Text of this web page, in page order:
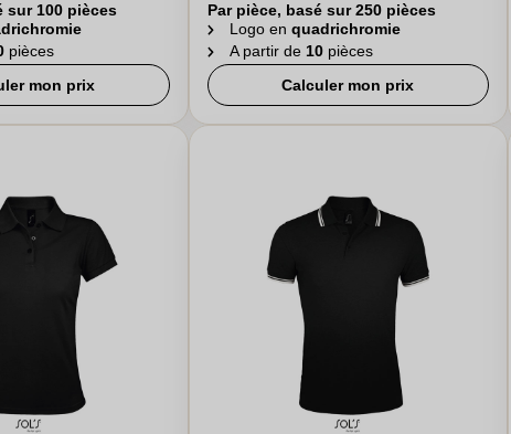
sur 100 pièces
pièces
mon prix
Par pièce, basé sur 250 pièces
Logo en quadrichromie
A partir de 10pièces
Calculer mon prix